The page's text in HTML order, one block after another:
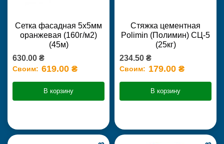
Сетка фасадная 5х5мм
оранжевая (160г/м2)
(45м)
630.00 ₴
Своим: 619.00 ₴
В корзину
Стяжка цементная
Polimin (Полимин) СЦ-5
(25кг)
234.50 ₴
Своим: 179.00 ₴
В корзину